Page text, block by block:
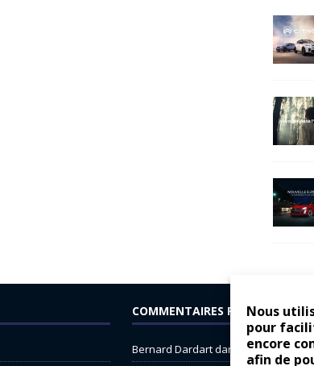
Nous
pour
encore
afin de
COMMENTAIRES RÉCENTS
Bernard Dardartdans Dacia